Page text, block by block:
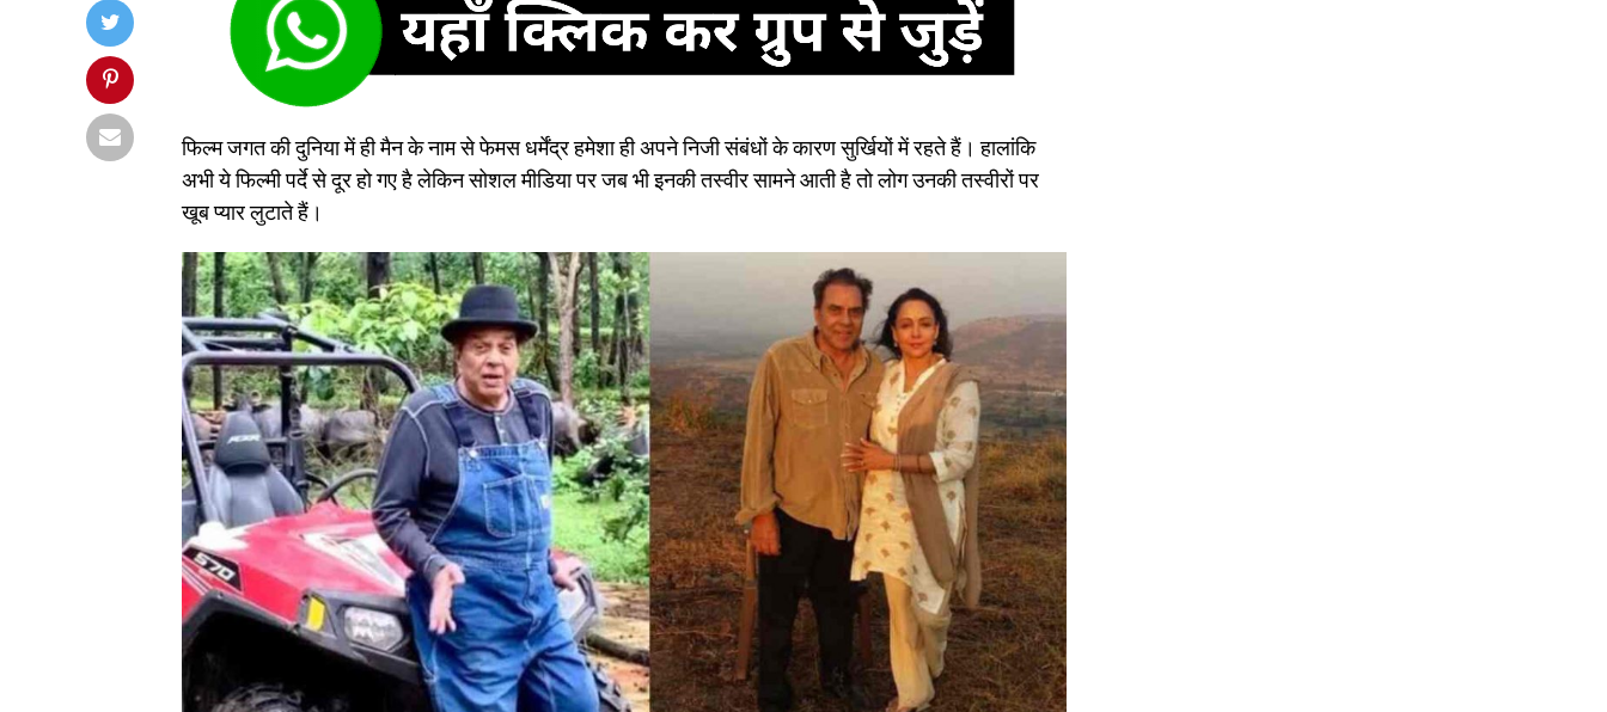
फिल्म जगत की दुनिया में ही मैन के नाम से फेमस धर्मेंद्र हमेशा ही अपने निजी संबंधों के कारण सुर्खियों में रहते हैं। हालांकि
अभी ये फिल्मी पर्दे से दूर हो गए है लेकिन सोशल मीडिया पर जब भी इनकी तस्वीर सामने आती है तो लोग उनकी तस्वीरों पर
खूब प्यार लुटाते हैं।